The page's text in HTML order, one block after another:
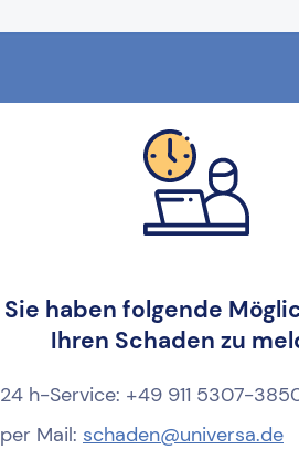
Sie haben folgende
Ihren Schaden zu
24 h-Service: +49 911 5307-
per Mail: schaden@universa.de